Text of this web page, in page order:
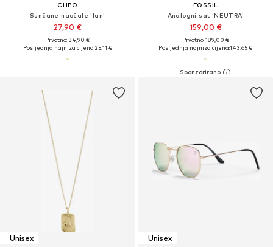
CHPO
Sunčane naočale 'Ian'
27,90 €
Prvotno: 34,90 €
Posljednja najniža cijena:25,11 €
FOSSIL
Analogni sat 'NEUTRA'
159,00 €
Prvotno: 189,00 €
Posljednja najniža cijena:143,65 €
Unisex Unisex